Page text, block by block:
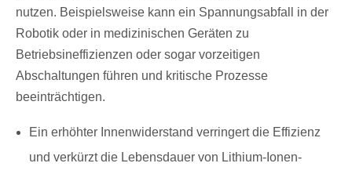
nutzen. Beispielsweise kann ein Spannungsabfall in der
Robotik oder in medizinischen Geräten zu
Betriebsineffizienzen oder sogar vorzeitigen
Abschaltungen führen und kritische Prozesse
beeinträchtigen.
Ein erhöhter Innenwiderstand verringert die Effizienz
und verkürzt die Lebensdauer von Lithium-Ionen-